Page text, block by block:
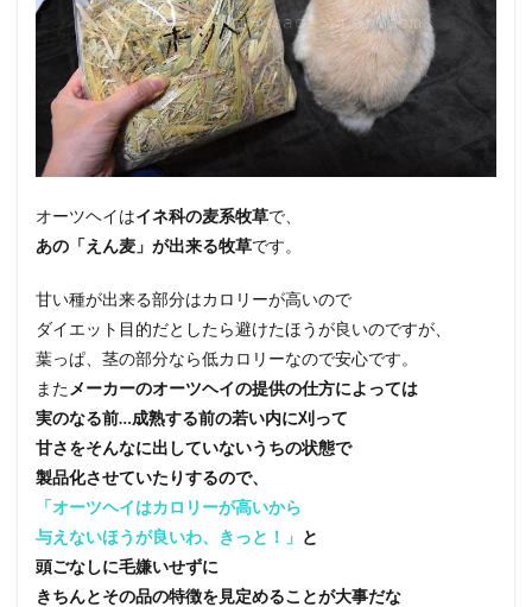
オーツヘイはイネ科の麦系牧草で、
あの「えん麦」が出来る牧草です。
甘い種が出来る部分はカロリーが高いので
ダイエット目的だとしたら避けたほうが良いのですが、
葉っぱ、茎の部分なら低カロリーなので安心です。
また メーカーのオーツヘイの提供の仕方によっては
実のなる前…成熟する前の若い内に刈って
甘さをそんなに出していないうちの状態で
製品化させていたりするので、
「オーツヘイはカロリーが高いから
与えないほうが良いわ、きっと！」 と
頭ごなしに毛嫌いせずに
きちんとその品の特徴を見定めることが大事だな